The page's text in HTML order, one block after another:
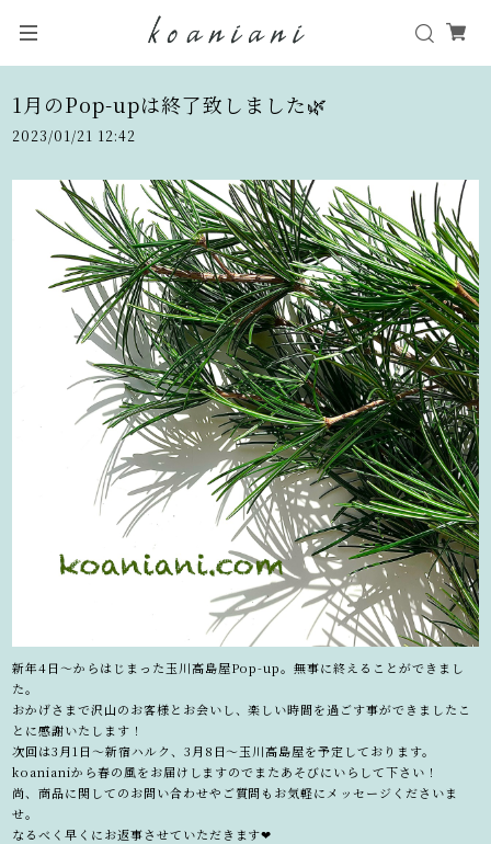
1月のPop-upは終了致しました🌿
2023/01/21 12:42
新年4日〜からはじまった玉川高島屋Pop-up。無事に終えることができまし
た。
おかげさまで沢山のお客様とお会いし、楽しい時間を過ごす事ができましたこ
とに感謝いたします！
次回は3月1日〜新宿ハルク、3月8日〜玉川高島屋を予定しております。
koanianiから春の風をお届けしますのでまたあそびにいらして下さい！
尚、商品に関してのお問い合わせやご質問もお気軽にメッセージくださいま
せ。
なるべく早くにお返事させていただきます❤︎